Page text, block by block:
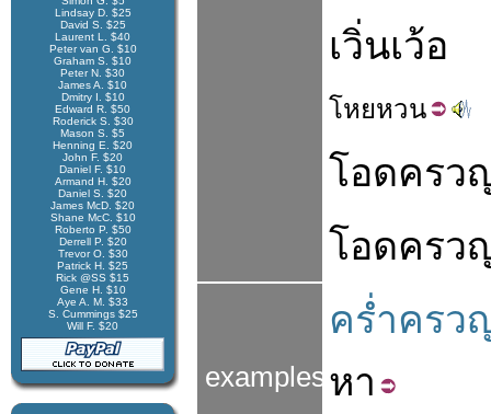
Lindsay D. $25
David S. $25
Laurent L. $40
Peter van G. $10
Graham S. $10
Peter N. $30
James A. $10
Dmitry I. $10
Edward R. $50
Roderick S. $30
Mason S. $5
Henning E. $20
John F. $20
Daniel F. $10
Armand H. $20
Daniel S. $20
James McD. $20
Shane McC. $10
Roberto P. $50
Derrell P. $20
Trevor O. $30
Patrick H. $25
Rick @SS $15
Gene H. $10
Aye A. M. $33
S. Cummings $25
Will F. $20
เวิ่นเว้อ
โหยหวน
โอดครว
โอดครว
examples
คร่ำครว
หา